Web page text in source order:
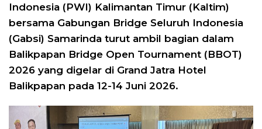
Indonesia (PWI) Kalimantan Timur (Kaltim)
bersama Gabungan Bridge Seluruh Indonesia
(Gabsi) Samarinda turut ambil bagian dalam
Balikpapan Bridge Open Tournament (BBOT)
2026 yang digelar di Grand Jatra Hotel
Balikpapan pada 12-14 Juni 2026.